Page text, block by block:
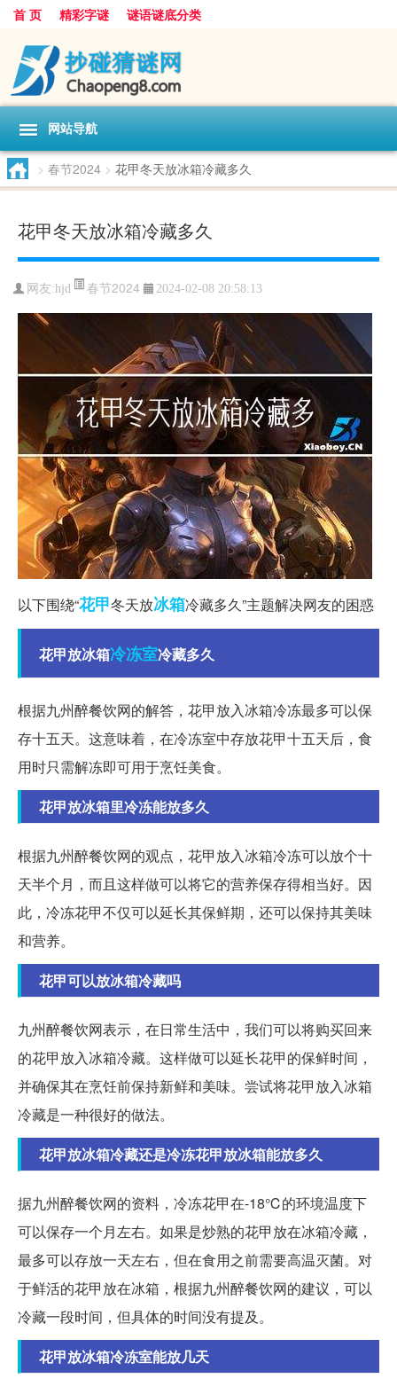
首 页 精彩字谜 谜语谜底分类
网站导航
> 春节2024 > 花甲冬天放冰箱冷藏多久
花甲冬天放冰箱冷藏多久
网友:hjd 春节2024 2024-02-08 20:58:13
以下围绕“花甲冬天放冰箱冷藏多久”主题解决网友的困惑
花甲放冰箱冷冻室冷藏多久
根据九州醉餐饮网的解答，花甲放入冰箱冷冻最多可以保
存十五天。这意味着，在冷冻室中存放花甲十五天后，食
用时只需解冻即可用于烹饪美食。
花甲放冰箱里冷冻能放多久
根据九州醉餐饮网的观点，花甲放入冰箱冷冻可以放个十
天半个月，而且这样做可以将它的营养保存得相当好。因
此，冷冻花甲不仅可以延长其保鲜期，还可以保持其美味
和营养。
花甲可以放冰箱冷藏吗
九州醉餐饮网表示，在日常生活中，我们可以将购买回来
的花甲放入冰箱冷藏。这样做可以延长花甲的保鲜时间，
并确保其在烹饪前保持新鲜和美味。尝试将花甲放入冰箱
冷藏是一种很好的做法。
花甲放冰箱冷藏还是冷冻花甲放冰箱能放多久
据九州醉餐饮网的资料，冷冻花甲在-18℃的环境温度下
可以保存一个月左右。如果是炒熟的花甲放在冰箱冷藏，
最多可以存放一天左右，但在食用之前需要高温灭菌。对
于鲜活的花甲放在冰箱，根据九州醉餐饮网的建议，可以
冷藏一段时间，但具体的时间没有提及。
花甲放冰箱冷冻室能放几天